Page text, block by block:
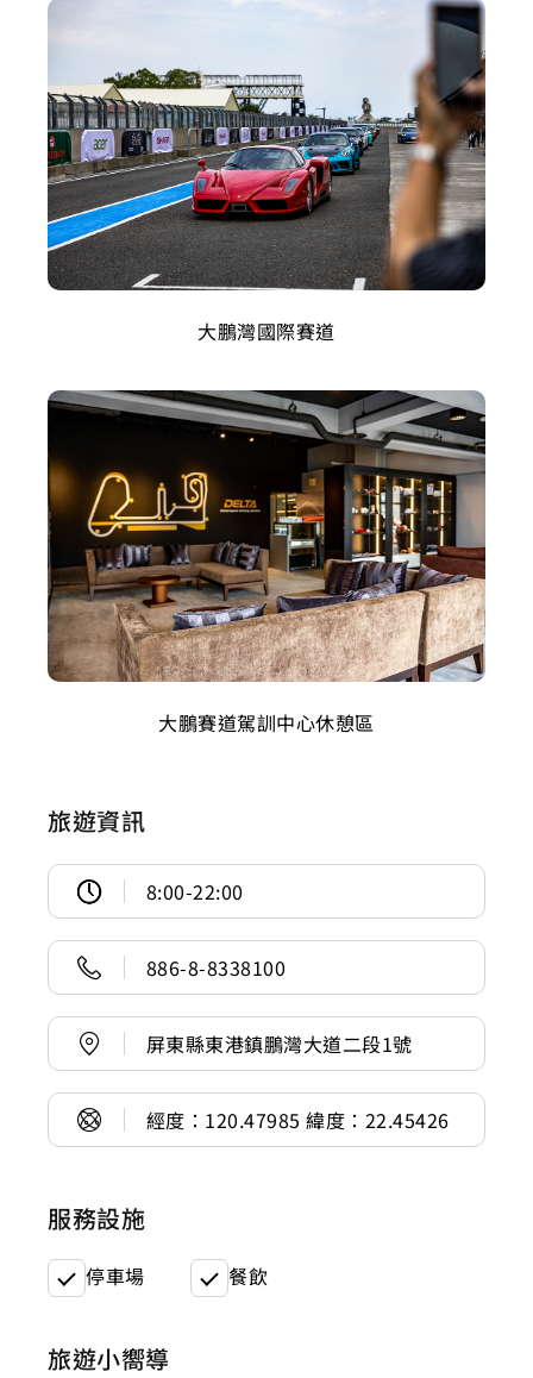
大鵬灣國際賽道
大鵬賽道駕訓中心休憩區
旅遊資訊
8:00-22:00
886-8-8338100
屏東縣東港鎮鵬灣大道二段1號
經度：120.47985 緯度：22.45426
服務設施
停車場 餐飲
旅遊小嚮導